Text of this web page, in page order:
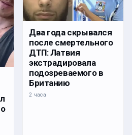
Два года скрывался
после смертельного
ДТП: Латвия
экстрадировала
подозреваемого в
Британию
2 часа